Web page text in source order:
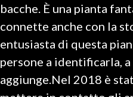
bacche. È una pianta
connette anche con la
entusiasta di questa
persone a identificarla,
aggiunge.Nel 2018 è